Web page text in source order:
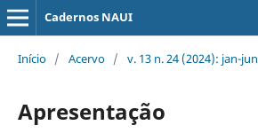
Cadernos NAUI
Início / Acervo / v. 13 n. 24 (2024): jan-jun
Apresentação